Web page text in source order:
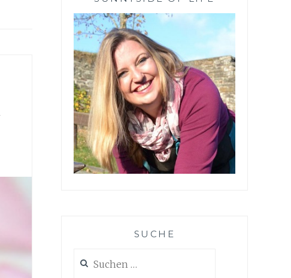
SUCHE
nach: